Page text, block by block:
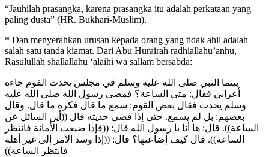
“Jauhilah prasangka, karena prasangka itu adalah perkataan yang
paling dusta” (HR. Bukhari-Muslim).
* Dan menyerahkan urusan kepada orang yang tidak ahli adalah
salah satu tanda kiamat. Dari Abu Hurairah radhiallahu’anhu,
Rasulullah shallallahu ‘alaihi wa sallam bersabda:
بينما النبي صلى الله عليه وسلم في مجلس يحدث القوم جاءه
أعرابي فقال: متى الساعة؟ فمضى رسول الله صلى الله عليه
وسلم يحدث فقال بعض القوم: سمع ما قال فكره ما قال. وقال
بعضهم: بل لم يسمع. حتى إذا قضى حديثه قال ((أين السائل عن
الساعة)). قال: ها أنا يا رسول الله قال: ((فإذا ضيعت الأمانة فانتظر
الساعة)). قال كيف إضاعتها؟ قال: ((إذا وسد الأمر إلى غير أهله
فانتظر الساعة))